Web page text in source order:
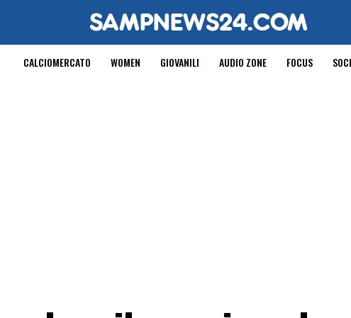
CALCIOMERCATO WOMEN GIOVANILI AUDIO ZONE FOCUS